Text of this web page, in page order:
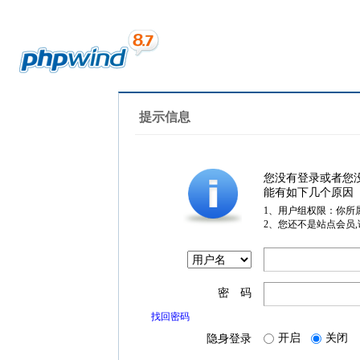
提示信息
您没有登录或者您
能有如下几个原因
1、用户组权限：你所
2、您还不是站点会员
密 码
找回密码
隐身登录 开启 关闭